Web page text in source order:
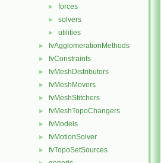
► forces
► solvers
► utilities
► fvAgglomerationMethods
► fvConstraints
► fvMeshDistributors
► fvMeshMovers
► fvMeshStitchers
► fvMeshTopoChangers
► fvModels
► fvMotionSolver
► fvTopoSetSources